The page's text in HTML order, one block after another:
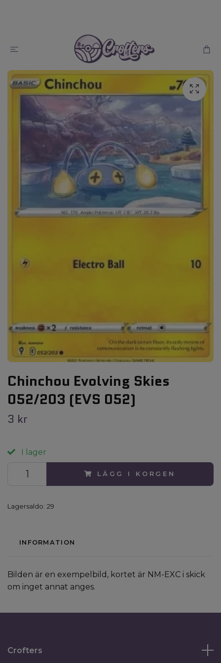
Chinchou Evolving Skies
052/203 (EVS 052)
3 kr
I lager
LÄGG I KORGEN
Lagersaldo: 29
INFORMATION
Bilden är en exempelbild, kortet är NM-EXC i skick
om inget annat anges.
Crofters